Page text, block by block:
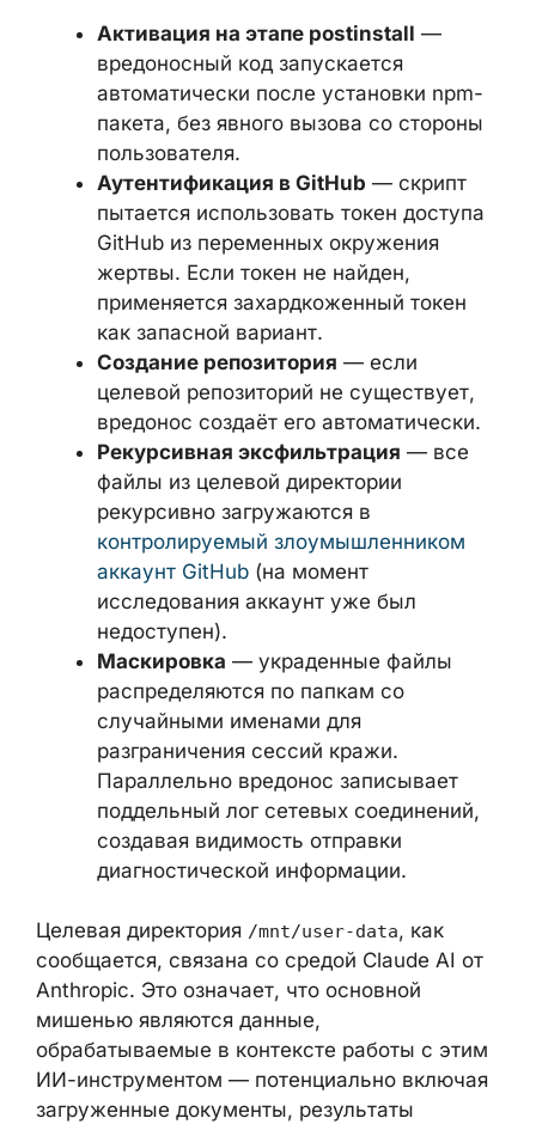
Активация на этапе postinstall
вредоносный код запускается
автоматически после установки
npm-пакета, без явного вызова со
стороны пользователя.
Аутентификация в GitHub— скрипт
пытается использовать токен
доступа GitHub из переменных
окружения жертвы. Если токен не
найден, применяется
захардкоженный токен как запасной
вариант.
Создание репозитория— если
целевой репозиторий не существует,
вредонос создаёт его автоматически.
Рекурсивная эксфильтрация
файлы из целевой директории
рекурсивно загружаются в
контролируемый злоумышленником
аккаунт GitHub
исследования аккаунт уже был
недоступен).
Маскировка — украденные файлы
распределяются по папкам со
случайными именами для
разграничения сессий кражи.
Параллельно вредонос записывает
поддельный лог сетевых соединений,
диагностической информации.
Целевая директория/mnt/user-data, как
сообщается, связана со средой Claude AI
от Anthropic. Это означает, что основной
мишенью являются данные,
обрабатываемые в контексте работы с